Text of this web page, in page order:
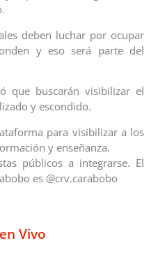
deben luchar por ocupar
y eso será parte del
que buscarán visibilizar el
y escondido.
para visibilizar a los
y enseñanza.
públicos a integrarse. El
es @crv.carabobo
Vivo